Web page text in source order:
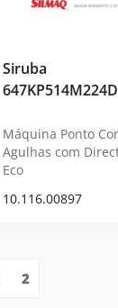
Siruba
Máquina Ponto
Agulhas com
Eco
10.116.00897
2